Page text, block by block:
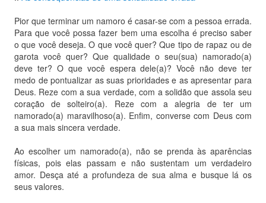
Pior que terminar um namoro é casar-se com a pessoa errada.
Para que você possa fazer bem uma escolha é preciso saber
o que você deseja. O que você quer? Que tipo de rapaz ou de
garota você quer? Que qualidade o seu(sua) namorado(a)
deve ter? O que você espera dele(a)? Você não deve ter
medo de pontualizar as suas prioridades e as apresentar para
Deus. Reze com a sua verdade, com a solidão que assola seu
coração de solteiro(a). Reze com a alegria de ter um
namorado(a) maravilhoso(a). Enfim, converse com Deus com
a sua mais sincera verdade.
Ao escolher um namorado(a), não se prenda às aparências
físicas, pois elas passam e não sustentam um verdadeiro
amor. Desça até a profundeza de sua alma e busque lá os
seus valores.